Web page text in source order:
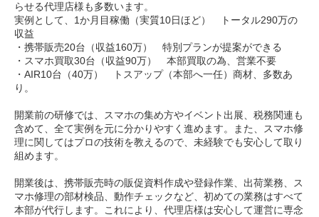
らせる代理店様も多数います。
実例として、1か月目稼働（実質10日ほど） トータル290万の
収益
・携帯販売20台（収益160万） 特別プランが提案ができる
・スマホ買取30台（収益90万） 本部買取の為、営業不要
・AIR10台（40万） トスアップ（本部へ一任）商材、多数あ
り。
開業前の研修では、スマホの集め方やイベント出展、税務関連も
含めて、全て実例を元に分かりやすく進めます。また、スマホ修
理に関してはプロの技術を教えるので、未経験でも安心して取り
組めます。
開業後は、携帯販売時の販促資料作成や登録作業、出荷業務、ス
マホ修理の部材検品、動作チェックなど、初めての業務はすべて
本部が代行します。これにより、代理店様は安心して運営に専念